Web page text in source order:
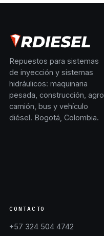
Repuestos para sistemas
de inyección y sistemas
hidráulicos: maquinaria
pesada, construcción, agro,
camión, bus y vehículo
diésel. Bogotá, Colombia.
CONTACTO
+57 324 504 4742